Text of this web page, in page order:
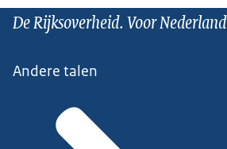
De Rijksoverheid. Voor Nederland
Andere talen